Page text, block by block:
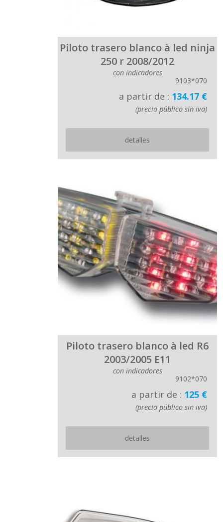
Piloto trasero blanco à led ninja
250 r 2008/2012
con indicadores
9103*070
a partir de : 134.17 €
(precio público sin iva)
detalles
Piloto trasero blanco à led R6
2003/2005 E11
con indicadores
9102*070
a partir de : 125 €
(precio público sin iva)
detalles